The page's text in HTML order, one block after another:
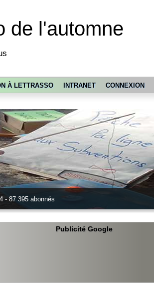
de l'automne
À LETTRASSO INTRANET CONNEXION
- 87 395 abonnés
Publicité Google